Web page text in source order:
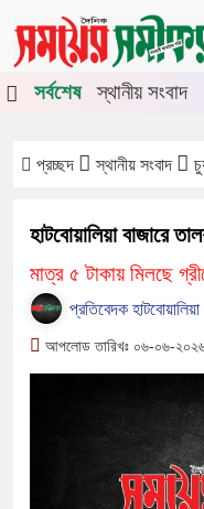
শিরোনাম
মেহেরপুরে জামায়াতের
সর্বশেষ
স্থানীয় সংবাদ
প্রচ্ছদ স্থানীয় সংবাদ
হাটবোয়ালিয়া বাজারে
মাত্র ৫ টাকায় মিলছে
প্রতিবেদক হাটবোয়ালিয়া
আপলোড তারিখঃ ০৬-০৬-